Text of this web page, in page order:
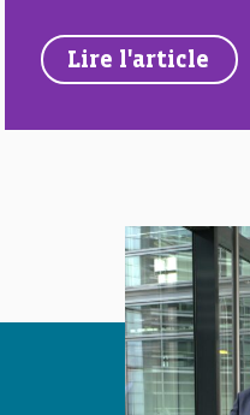
Lire l'article